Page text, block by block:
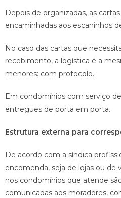
Depois de organizadas, as
encaminhadas aos escaninhos
No caso das cartas que
recebimento, a logística é a
menores: com protocolo.
Em condomínios com serviço
entregues de porta em porta.
Estrutura externa para
De acordo com a síndica
encomenda, seja de lojas ou de
nos condomínios que atende
comunicadas aos moradores,